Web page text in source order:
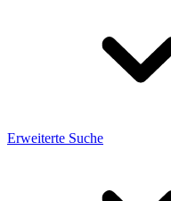
Erweiterte Suche